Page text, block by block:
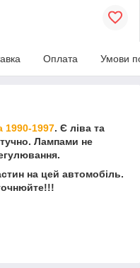
Оплата Умови
1990-1997. Є ліва та
Лампами не
на цей автомобіль.